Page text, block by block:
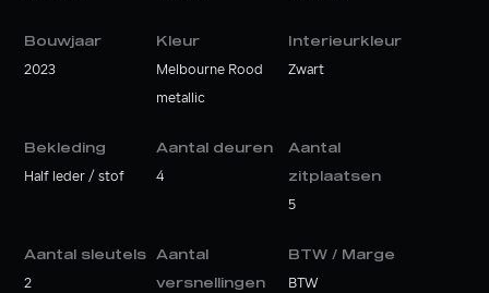
Bouwjaar
2023
Kleur
Melbourne Rood
metallic
Interieurkleur
Zwart
Bekleding
Half leder / stof
Aantal deuren
4
Aantal
zitplaatsen
5
Aantal sleutels
2
Aantal
versnellingen
BTW / Marge
BTW